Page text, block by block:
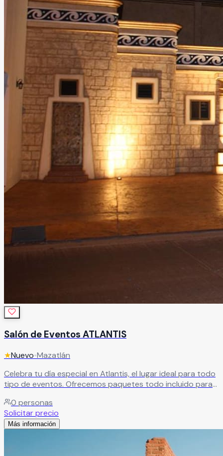
Salón de Eventos ATLANTIS
★Nuevo•Mazatlán
Celebra tu día especial en Atlantis, el lugar ideal para todo
tipo de eventos. Ofrecemos paquetes todo incluido para
celebraciones completas, sin complicaciones y llenas de
momentos inolvidables.
0 personas
Solicitar precio
Más información